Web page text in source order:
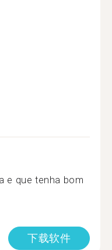
e que tenha bom
下载软件